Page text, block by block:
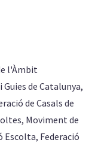
l'Àmbit
de Catalunya,
de Casals de
Moviment de
Escolta, Federació